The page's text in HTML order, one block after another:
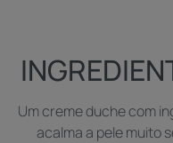
• Limpa delicadamente
• Acalma o prurido
Um creme duche com
acalma a pele muito